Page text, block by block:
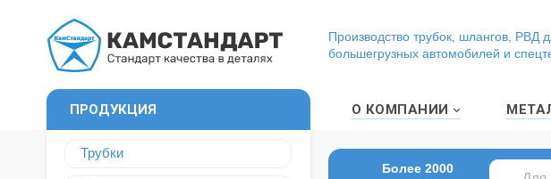
Производство трубок, шлангов, РВД
большегрузных автомобилей и
ПРОДУКЦИЯ
Трубки
О КОМПАНИИ
Более 2000